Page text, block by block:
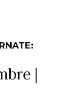
|